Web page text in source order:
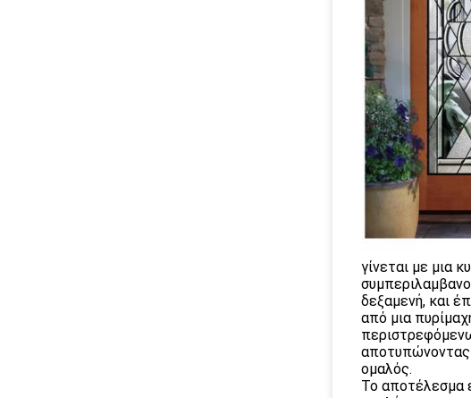
γίνεται με μια
δεξαμενή, και
από μια
αποτυπώνοντας
ομαλός.
Το αποτέλεσμα